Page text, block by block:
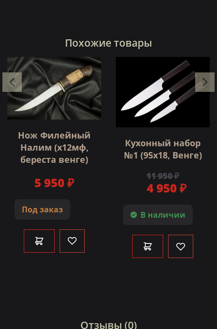
Похожие товары
Нож Филейный
Налим (х12мф,
береста венге)
Под заказ
5 950 ₽
Кухонный набор
№1 (95х18, Венге)
В наличии
11 950 ₽
4 950 ₽
Отзывы (0)